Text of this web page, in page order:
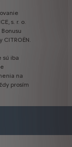
s. r. o.
Bonusu
CITROËN.
sú iba
na
prosím